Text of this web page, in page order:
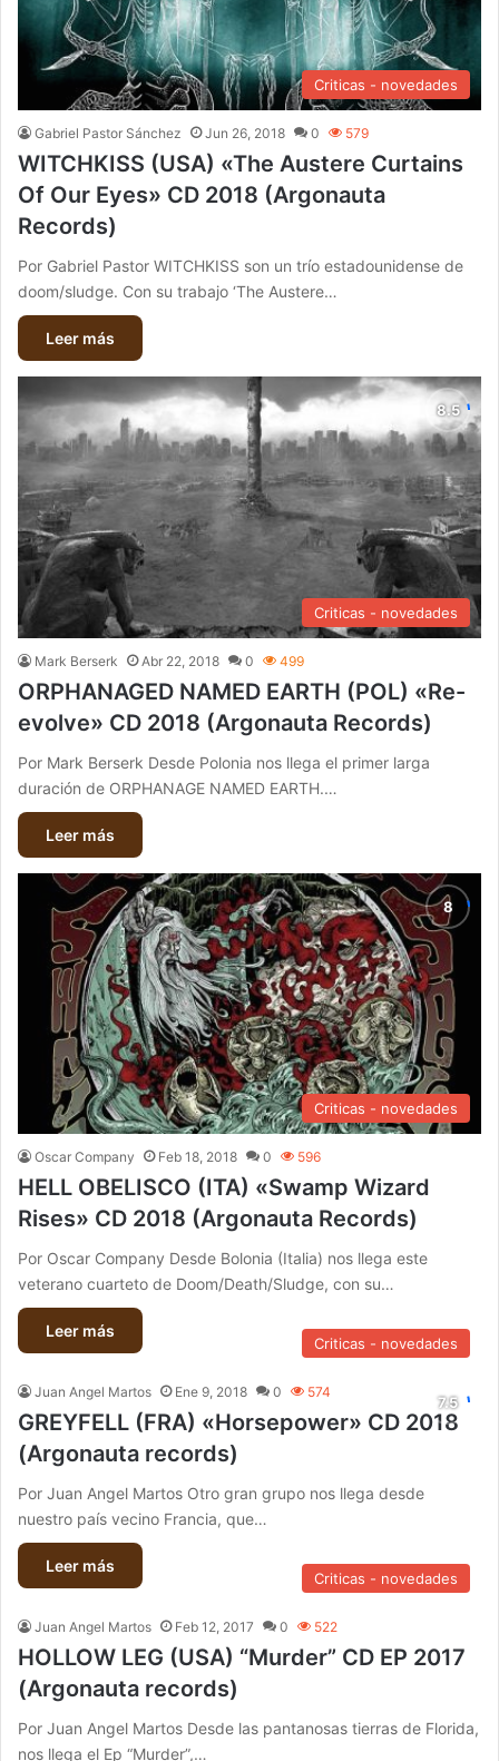
Criticas - novedades
Gabriel Pastor Sánchez Jun 26, 2018 0 579
WITCHKISS (USA) «The Austere Curtains
Of Our Eyes» CD 2018 (Argonauta
Records)
Por Gabriel Pastor WITCHKISS son un trío estadounidense de
doom/sludge. Con su trabajo ‘The Austere…
Leer más
Criticas - novedades
Mark Berserk Abr 22, 2018 0 499
ORPHANAGED NAMED EARTH (POL) «Re-
evolve» CD 2018 (Argonauta Records)
Por Mark Berserk Desde Polonia nos llega el primer larga
duración de ORPHANAGE NAMED EARTH.…
Leer más
Criticas - novedades
Oscar Company Feb 18, 2018 0 596
HELL OBELISCO (ITA) «Swamp Wizard
Rises» CD 2018 (Argonauta Records)
Por Oscar Company Desde Bolonia (Italia) nos llega este
veterano cuarteto de Doom/Death/Sludge, con su…
Leer más
Criticas - novedades
Juan Angel Martos Ene 9, 2018 0 574
GREYFELL (FRA) «Horsepower» CD 2018
(Argonauta records)
Por Juan Angel Martos Otro gran grupo nos llega desde
nuestro país vecino Francia, que…
Leer más
Criticas - novedades
Juan Angel Martos Feb 12, 2017 0 522
HOLLOW LEG (USA) “Murder” CD EP 2017
(Argonauta records)
Por Juan Angel Martos Desde las pantanosas tierras de Florida,
nos llega el Ep “Murder”,…